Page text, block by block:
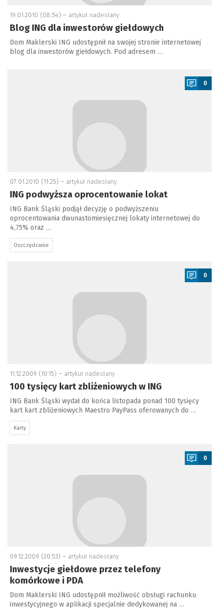
19.01.2010 (08:54) – artykuł nadesłany
Blog ING dla inwestorów giełdowych
Dom Maklerski ING udostępnił na swojej stronie internetowej
blog dla inwestorów giełdowych. Pod adresem …
0
07.01.2010 (11:25) – artykuł nadesłany
ING podwyższa oprocentowanie lokat
ING Bank Śląski podjął decyzję o podwyższeniu
oprocentowania dwunastomiesięcznej lokaty internetowej do
4,75% oraz …
Oszczędzanie
0
11.12.2009 (10:15) – artykuł nadesłany
100 tysięcy kart zbliżeniowych w ING
ING Bank Śląski wydał do końca listopada ponad 100 tysięcy
kart kart zbliżeniowych Maestro PayPass oferowanych do …
Karty
0
09.12.2009 (20:53) – artykuł nadesłany
Inwestycje giełdowe przez telefony
komórkowe i PDA
Dom Maklerski ING udostępnił możliwość obsługi rachunku
inwestycyjnego w aplikacji specjalnie dedykowanej na …